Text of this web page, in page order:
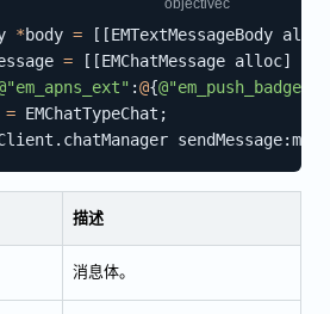
*body = [ [EMTextMessageBody alloc
= [ [EMChatMessage alloc]
:@{@"em_push_badge"
= EMChatTypeChat ;
. chatManager sendMessage:
描述
消息体。